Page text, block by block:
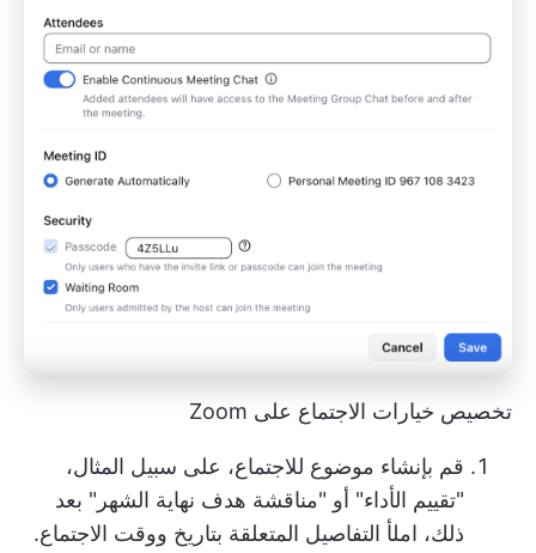
تخصيص خيارات الاجتماع على Zoom
قم بإنشاء موضوع للاجتماع، على سبيل المثال،
"تقييم الأداء" أو "مناقشة هدف نهاية الشهر" بعد
ذلك، املأ التفاصيل المتعلقة بتاريخ ووقت الاجتماع.